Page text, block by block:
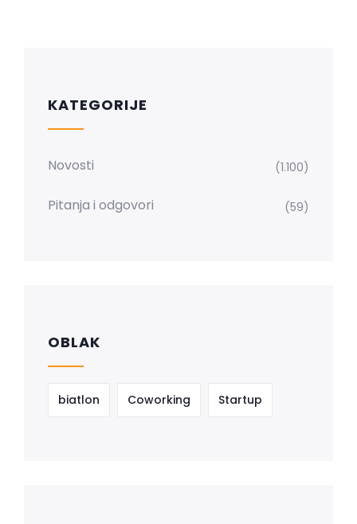
KATEGORIJE
Novosti (1.100)
Pitanja i odgovori (59)
OBLAK
biatlon Coworking Startup